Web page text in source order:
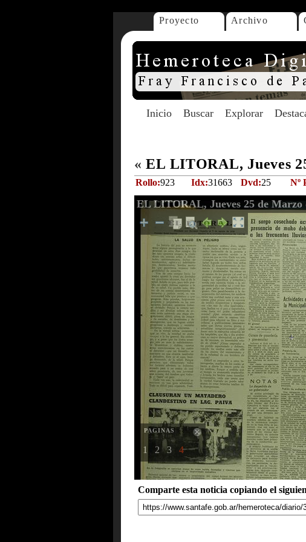
Proyecto Archivo
Inicio Buscar Explorar
« EL LITORAL, Jueves
Rollo:923 Idx:31663 Dvd:25 Nº
EL LITORAL, Jueves 25 de Marzo
PAGINAS
1 2 3 4
Comparte esta noticia copiando el